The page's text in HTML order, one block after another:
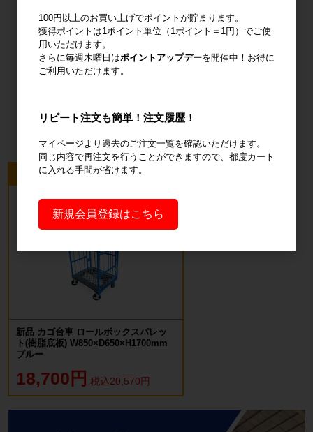
今回のピックアップ商品
新品 カゴ台車 ロールボックスパレッ
ト(樹脂底板) W850×D650×H1700mm
ブルー
18,700円 税込20,570円
100円以上のお買い上げでポイントが貯まります。
獲得ポイントは1ポイント単位（1ポイント＝1円）でご使
用いただけます。
さらに毎週木曜日はポイントアップデーを開催中！お得に
ご利用いただけます。
リピート注文も簡単！注文履歴！
マイページより過去のご注文一覧を確認いただけます。
同じ内容で再注文を行うことができますので、都度カート
に入れる手間が省けます。
新規会員登録はこちら